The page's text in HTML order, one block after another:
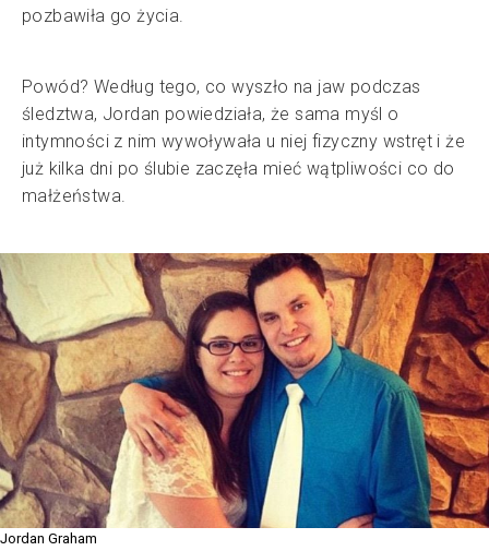
pozbawiła go życia.
Powód? Według tego, co wyszło na jaw podczas
śledztwa, Jordan powiedziała, że sama myśl o
intymności z nim wywoływała u niej fizyczny wstręt i że
już kilka dni po ślubie zaczęła mieć wątpliwości co do
małżeństwa.
Jordan Graham